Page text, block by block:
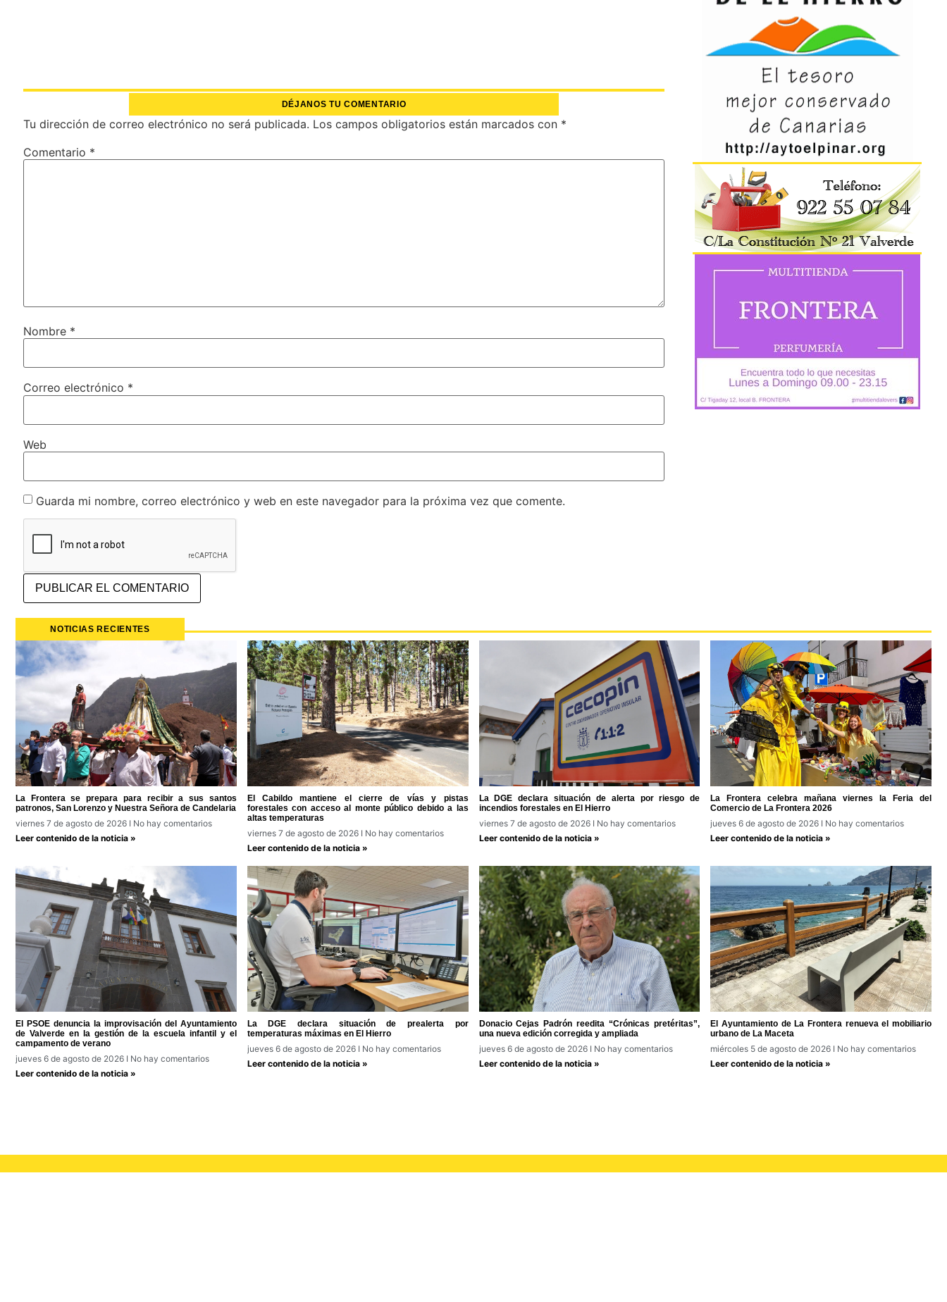
DÉJANOS TU COMENTARIO
Tu dirección de correo electrónico no será publicada. Los campos obligatorios están marcados con *
Comentario *
Nombre *
Correo electrónico *
Web
Guarda mi nombre, correo electrónico y web en este navegador para la próxima vez que comente.
NOTICIAS RECIENTES
La Frontera se prepara para recibir a sus santos
patronos, San Lorenzo y Nuestra Señora de Candelaria
viernes 7 de agosto de 2026
No hay comentarios
Leer contenido de la noticia »
El Cabildo mantiene el cierre de vías y pistas
forestales con acceso al monte público debido a las
altas temperaturas
viernes 7 de agosto de 2026
No hay comentarios
Leer contenido de la noticia »
La DGE declara situación de alerta por riesgo de
incendios forestales en El Hierro
viernes 7 de agosto de 2026
No hay comentarios
Leer contenido de la noticia »
La Frontera celebra mañana viernes la Feria del
Comercio de La Frontera 2026
jueves 6 de agosto de 2026
No hay comentarios
Leer contenido de la noticia »
El PSOE denuncia la improvisación del Ayuntamiento
de Valverde en la gestión de la escuela infantil y el
campamento de verano
jueves 6 de agosto de 2026
No hay comentarios
Leer contenido de la noticia »
La DGE declara situación de prealerta por
temperaturas máximas en El Hierro
jueves 6 de agosto de 2026
No hay comentarios
Leer contenido de la noticia »
Donacio Cejas Padrón reedita “Crónicas pretéritas”,
una nueva edición corregida y ampliada
jueves 6 de agosto de 2026
No hay comentarios
Leer contenido de la noticia »
El Ayuntamiento de La Frontera renueva el mobiliario
urbano de La Maceta
miércoles 5 de agosto de 2026
No hay comentarios
Leer contenido de la noticia »